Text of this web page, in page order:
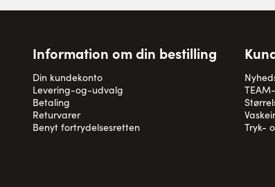
Information om din bestilling
Din kundekonto
Levering-og-udvalg
Betaling
Returvarer
Benyt fortrydelsesretten
Tryk-